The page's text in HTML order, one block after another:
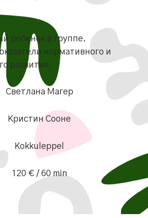
ребенок в группе.
нормативного и
развития.
Светлана Магер
Кристин Сооне
Kokkuleppel
120 € / 60 min